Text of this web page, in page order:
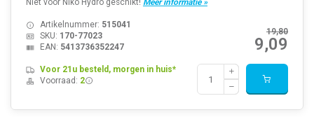
Niet voor Niko Hydro geschikt! Meer informatie »
19,80
9,09
Artikelnummer: 515041
SKU: 170-77023
EAN: 5413736352247
Voor 21u besteld, morgen in huis*
Voorraad: 2